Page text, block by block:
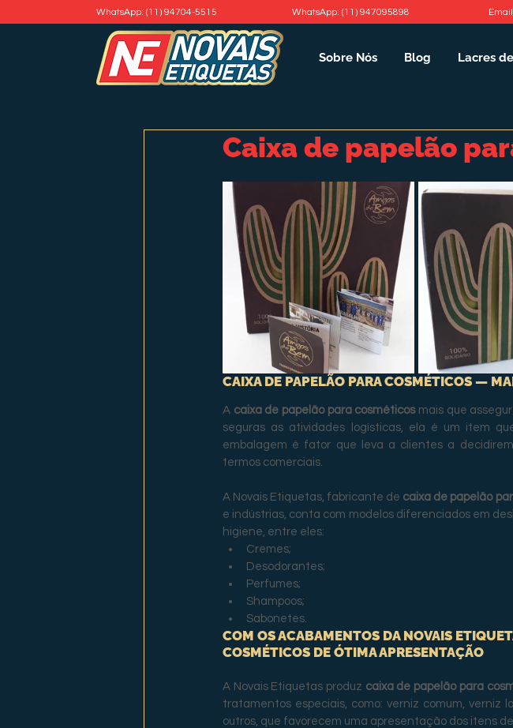
WhatsApp: (11) 94704-5515 WhatsApp: (11) 947095898
Sobre Nós Blog Lacres
Caixa de papelão
CAIXA DE PAPELÃO PARA COSMÉTICOS —
A caixa de papelão para cosméticos mais que
seguras as atividades logísticas, ela é um item
embalagem é fator que leva a clientes a
termos comerciais.
A Novais Etiquetas, fabricante de caixa de papelão
e indústrias, conta com modelos diferenciados em
higiene, entre eles:
Cremes;
Desodorantes;
Perfumes;
Shampoos;
Sabonetes.
COM OS ACABAMENTOS DA NOVAIS
COSMÉTICOS DE ÓTIMA APRESENTAÇÃO
A Novais Etiquetas produz caixa de papelão para
tratamentos especiais, como: verniz comum, verniz
outros, que favorecem uma apresentação dos itens